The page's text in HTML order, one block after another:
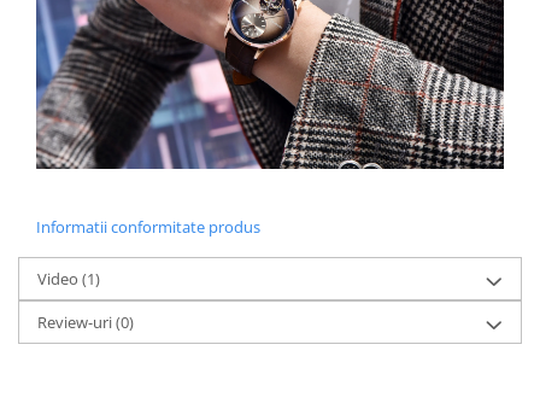
Informatii conformitate produs
Video (1)
Review-uri(0)